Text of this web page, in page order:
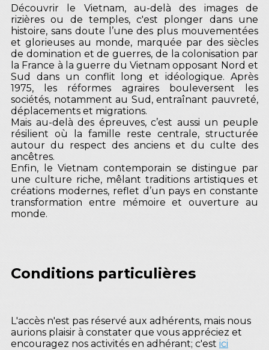
Découvrir le Vietnam, au-delà des images de
rizières ou de temples, c'est plonger dans une
histoire, sans doute l’une des plus mouvementées
et glorieuses au monde, marquée par des siècles
de domination et de guerres, de la colonisation par
la France à la guerre du Vietnam opposant Nord et
Sud dans un conflit long et idéologique. Après
1975, les réformes agraires bouleversent les
sociétés, notamment au Sud, entraînant pauvreté,
déplacements et migrations.
Mais au-delà des épreuves, c’est aussi un peuple
résilient où la famille reste centrale, structurée
autour du respect des anciens et du culte des
ancêtres.
Enfin, le Vietnam contemporain se distingue par
une culture riche, mêlant traditions artistiques et
créations modernes, reflet d’un pays en constante
transformation entre mémoire et ouverture au
monde.
Conditions particulières
L'accès n'est pas réservé aux adhérents, mais nous
aurions plaisir à constater que vous appréciez et
encouragez nos activités en adhérant; c'est ici